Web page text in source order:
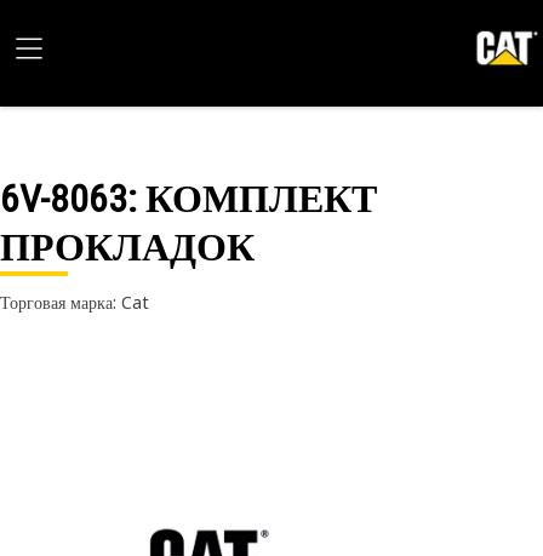
6V-8063: КОМПЛЕКТ
ПРОКЛАДОК
Торговая марка: Cat